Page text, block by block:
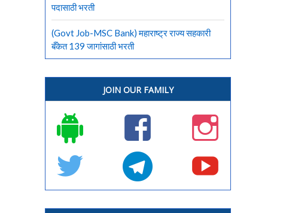
पदासाठी भरती
(Govt Job-MSC Bank) महाराष्ट्र राज्य सहकारी
बँकेत 139 जागांसाठी भरती
JOIN OUR FAMILY